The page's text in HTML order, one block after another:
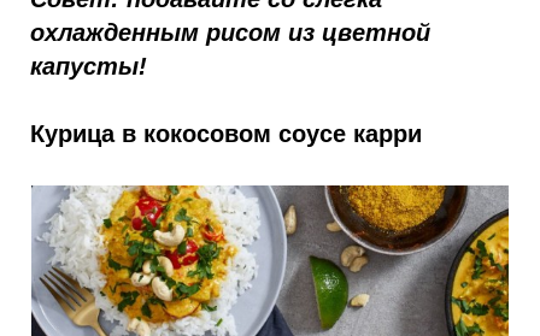
охлажденным рисом из цветной
капусты!
Курица в кокосовом соусе карри